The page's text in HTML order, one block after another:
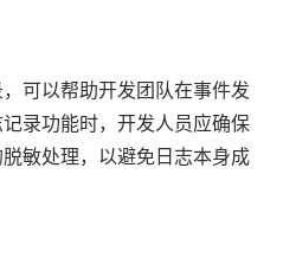
可以帮助开发团队在事件发
录功能时，开发人员应确保
敏处理，以避免日志本身成